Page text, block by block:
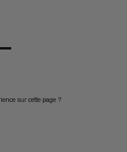
sur cette page ?